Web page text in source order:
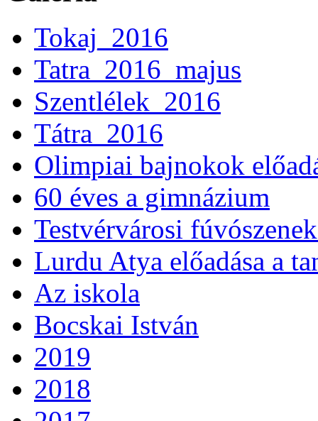
Tokaj_2016
Tatra_2016_majus
Szentlélek_2016
Tátra_2016
Olimpiai bajnokok
60 éves a gimnázium
Testvérvárosi
Lurdu Atya előadása a
Az iskola
Bocskai István
2019
2018